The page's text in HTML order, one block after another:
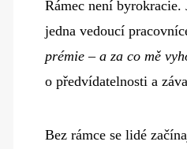
Rámec není
jedna vedoucí
prémie – a za co mě
o předvídatelnosti a
Bez rámce se lidé